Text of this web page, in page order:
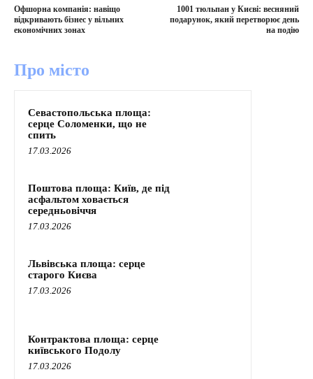
Офшорна компанія: навіщо
відкривають бізнес у вільних
економічних зонах
1001 тюльпан у Києві: весняний
подарунок, який перетворює день
на подію
Про місто
Севастопольська площа:
серце Соломенки, що не
спить
17.03.2026
Поштова площа: Київ, де під
асфальтом ховається
середньовіччя
17.03.2026
Львівська площа: серце
старого Києва
17.03.2026
Контрактова площа: серце
київського Подолу
17.03.2026